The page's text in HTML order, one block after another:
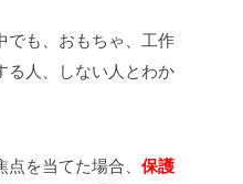
でも、おもちゃ、工作
る人、しない人とわか
を当てた場合、 保護